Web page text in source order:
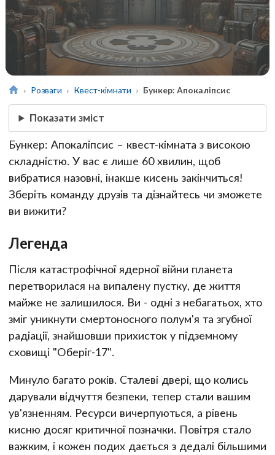
Розваги Квест-кімнати Бункер: Апокаліпсис
Показати зміст
Бункер: Апокаліпсис – квест-кімната з високою
складністю. У вас є лише 60 хвилин, щоб
вибратися назовні, інакше кисень закінчиться!
Зберіть команду друзів та дізнайтесь чи зможете
ви вижити?
Легенда
Після катастрофічної ядерної війни планета
перетворилася на випалену пустку, де життя
майже не залишилося. Ви - одні з небагатьох, хто
зміг уникнути смертоносного полум'я та згубної
радіації, знайшовши прихисток у підземному
сховищі "Оберіг-17".
Минуло багато років. Сталеві двері, що колись
дарували відчуття безпеки, тепер стали вашим
ув'язненням. Ресурси вичерпуються, а рівень
кисню досяг критичної позначки. Повітря стало
важким, і кожен подих дається з дедалі більшими